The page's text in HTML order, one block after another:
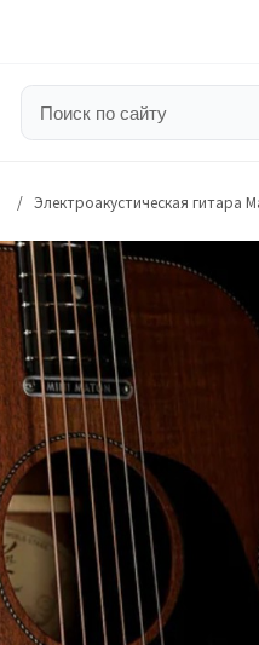
Электроакустическая гитара